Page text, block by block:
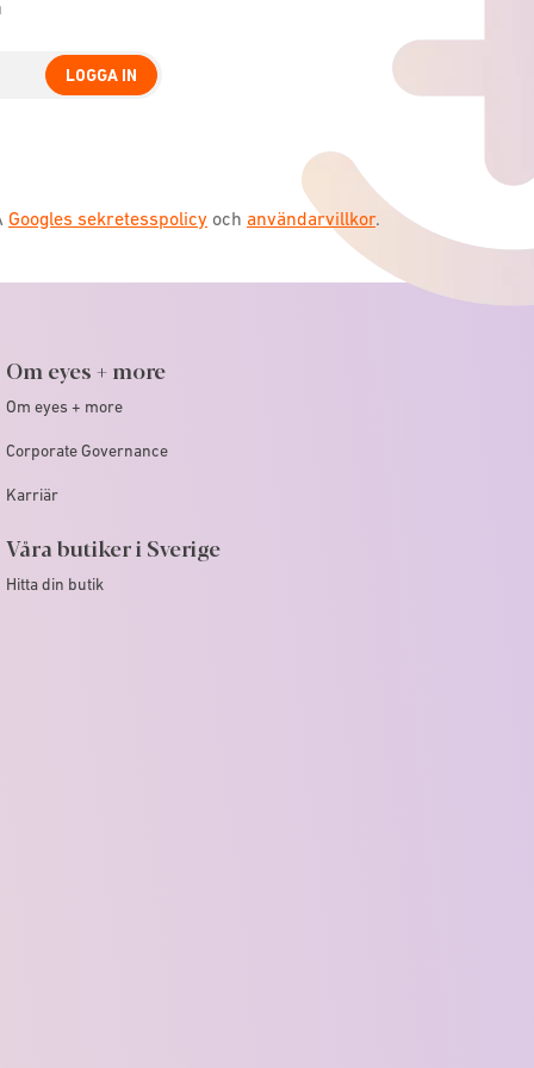
LOGGA IN
Googles sekretesspolicy och användarvillkor.
Om eyes + more
Om eyes + more
Corporate Governance
Karriär
Våra butiker i Sverige
Hitta din butik